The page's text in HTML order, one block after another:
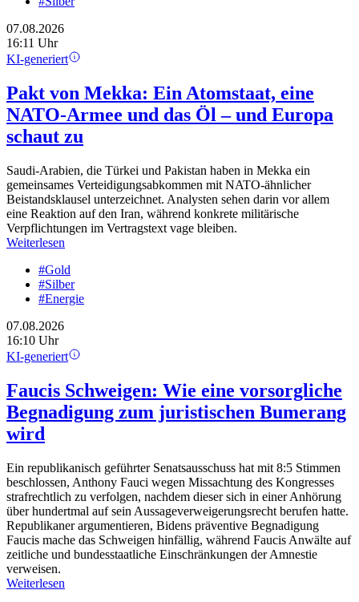
07.08.2026
16:11 Uhr
KI-generiert
Pakt von Mekka: Ein Atomstaat, eine
NATO-Armee und das Öl – und Europa
schaut zu
Saudi-Arabien, die Türkei und Pakistan haben in Mekka ein
gemeinsames Verteidigungsabkommen mit NATO-ähnlicher
Beistandsklausel unterzeichnet. Analysten sehen darin vor allem
eine Reaktion auf den Iran, während konkrete militärische
Verpflichtungen im Vertragstext vage bleiben.
Weiterlesen
#Gold
#Silber
#Energie
07.08.2026
16:10 Uhr
KI-generiert
Faucis Schweigen: Wie eine vorsorgliche
Begnadigung zum juristischen Bumerang
wird
Ein republikanisch geführter Senatsausschuss hat mit 8:5 Stimmen
beschlossen, Anthony Fauci wegen Missachtung des Kongresses
strafrechtlich zu verfolgen, nachdem dieser sich in einer Anhörung
über hundertmal auf sein Aussageverweigerungsrecht berufen hatte.
Republikaner argumentieren, Bidens präventive Begnadigung
Faucis mache das Schweigen hinfällig, während Faucis Anwälte auf
zeitliche und bundesstaatliche Einschränkungen der Amnestie
verweisen.
Weiterlesen